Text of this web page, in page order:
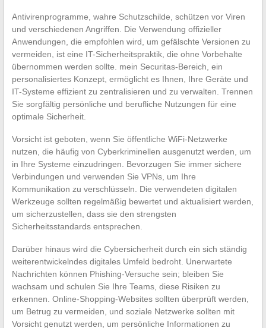
Antivirenprogramme, wahre Schutzschilde, schützen vor Viren
und verschiedenen Angriffen. Die Verwendung offizieller
Anwendungen, die empfohlen wird, um gefälschte Versionen zu
vermeiden, ist eine IT-Sicherheitspraktik, die ohne Vorbehalte
übernommen werden sollte. mein Securitas-Bereich, ein
personalisiertes Konzept, ermöglicht es Ihnen, Ihre Geräte und
IT-Systeme effizient zu zentralisieren und zu verwalten. Trennen
Sie sorgfältig persönliche und berufliche Nutzungen für eine
optimale Sicherheit.
Vorsicht ist geboten, wenn Sie öffentliche WiFi-Netzwerke
nutzen, die häufig von Cyberkriminellen ausgenutzt werden, um
in Ihre Systeme einzudringen. Bevorzugen Sie immer sichere
Verbindungen und verwenden Sie VPNs, um Ihre
Kommunikation zu verschlüsseln. Die verwendeten digitalen
Werkzeuge sollten regelmäßig bewertet und aktualisiert werden,
um sicherzustellen, dass sie den strengsten
Sicherheitsstandards entsprechen.
Darüber hinaus wird die Cybersicherheit durch ein sich ständig
weiterentwickelndes digitales Umfeld bedroht. Unerwartete
Nachrichten können Phishing-Versuche sein; bleiben Sie
wachsam und schulen Sie Ihre Teams, diese Risiken zu
erkennen. Online-Shopping-Websites sollten überprüft werden,
um Betrug zu vermeiden, und soziale Netzwerke sollten mit
Vorsicht genutzt werden, um persönliche Informationen zu